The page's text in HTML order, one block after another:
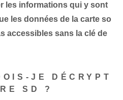
les informations qui y sont
les données de la carte so
accessibles sans la clé de
JE DÉCRYPT
SD ?